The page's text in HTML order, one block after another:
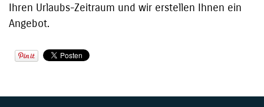
Ihren Urlaubs-Zeitraum und wir erstellen Ihnen ein
Angebot.